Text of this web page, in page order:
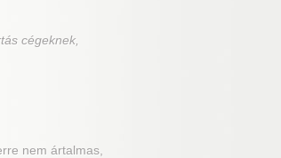
cégeknek,
nem ártalmas,